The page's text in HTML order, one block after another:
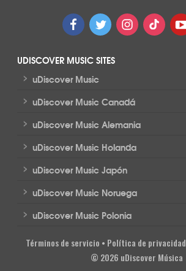
UDISCOVER MUSIC SITES
> uDiscover Music
> uDiscover Music Canadá
> uDiscover Music Alemania
> uDiscover Music Holanda
> uDiscover Music Japón
> uDiscover Music Noruega
> uDiscover Music Polonia
Términos de servicio • Política de privacidad
© 2026 uDiscover Música